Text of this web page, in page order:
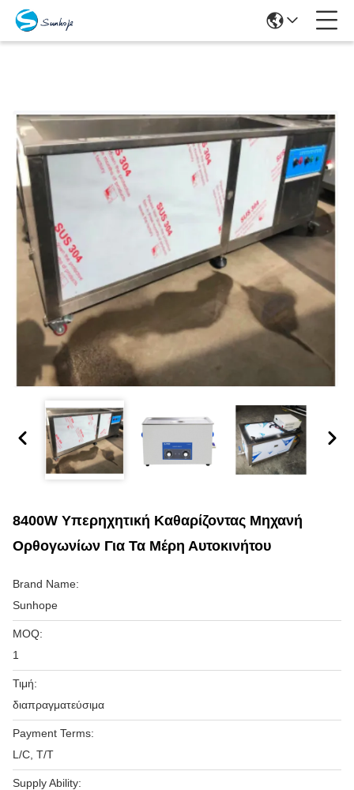
8400W Υπερηχητική Καθαρίζοντας Μηχανή
Ορθογωνίων Για Τα Μέρη Αυτοκινήτου
Brand Name:
Sunhope
MOQ:
1
Τιμή:
διαπραγματεύσιμα
Payment Terms:
L/C, T/T
Supply Ability: